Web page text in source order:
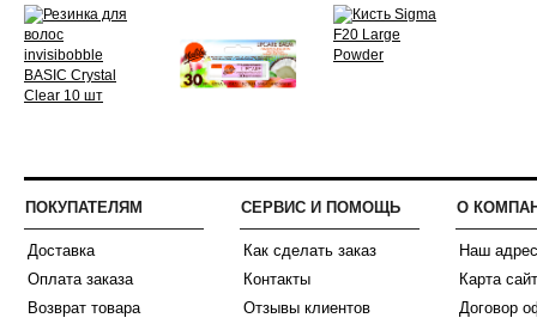
ПОКУПАТЕЛЯМ
Доставка
Оплата заказа
Возврат товара
СЕРВИС И ПОМОЩЬ
Как сделать заказ
Контакты
Отзывы клиентов
О
Наш адрес
Карта
Договор